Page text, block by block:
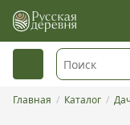
Главная Каталог